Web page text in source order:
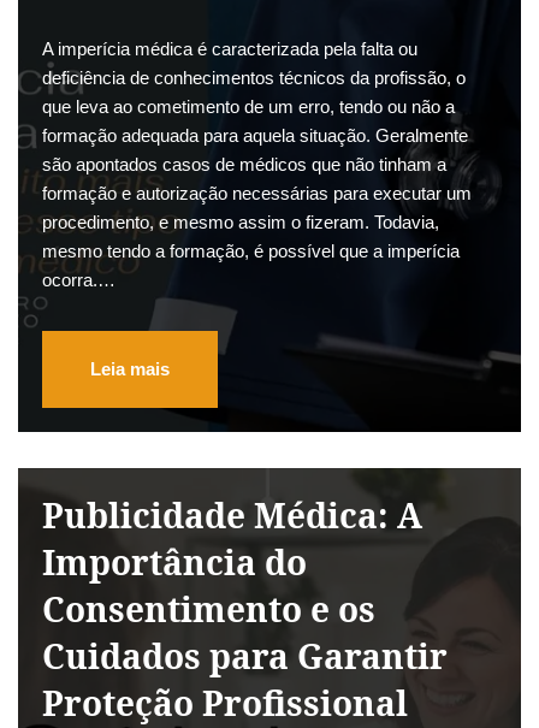
A imperícia médica é caracterizada pela falta ou
deficiência de conhecimentos técnicos da profissão, o
que leva ao cometimento de um erro, tendo ou não a
formação adequada para aquela situação. Geralmente
são apontados casos de médicos que não tinham a
formação e autorização necessárias para executar um
procedimento, e mesmo assim o fizeram. Todavia,
mesmo tendo a formação, é possível que a imperícia
ocorra.…
Leia mais
Publicidade Médica: A
Importância do
Consentimento e os
Cuidados para Garantir
Proteção Profissional